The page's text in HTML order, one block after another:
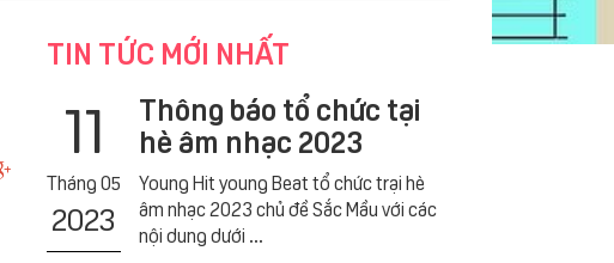
TIN TỨC MỚI NHẤT
11
Tháng 05
2023
Thông báo tổ chức tại
hè âm nhạc 2023
Young Hit young Beat tổ chức trại hè
âm nhạc 2023 chủ đề Sắc Mầu với các
nội dung dưới ...